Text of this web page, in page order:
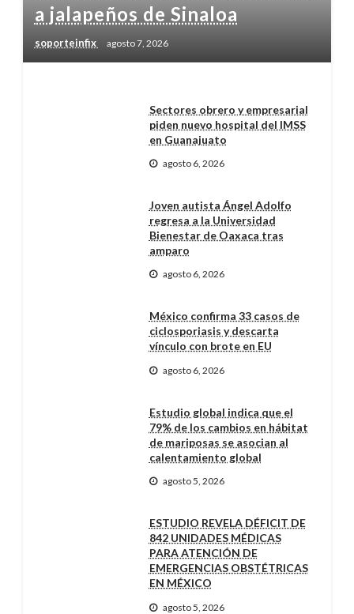
a jalapeños de Sinaloa
soporteinfix agosto 7, 2026
Sectores obrero y empresarial
piden nuevo hospital del IMSS
en Guanajuato
agosto 6, 2026
Joven autista Ángel Adolfo
regresa a la Universidad
Bienestar de Oaxaca tras
amparo
agosto 6, 2026
México confirma 33 casos de
ciclosporiasis y descarta
vínculo con brote en EU
agosto 6, 2026
Estudio global indica que el
79% de los cambios en hábitat
de mariposas se asocian al
calentamiento global
agosto 5, 2026
ESTUDIO REVELA DÉFICIT DE
842 UNIDADES MÉDICAS
PARA ATENCIÓN DE
EMERGENCIAS OBSTÉTRICAS
EN MÉXICO
agosto 5, 2026